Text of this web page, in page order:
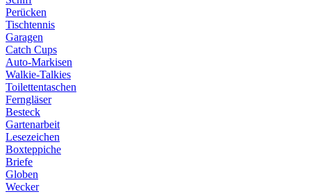
Perücken
Tischtennis
Garagen
Catch Cups
Auto-Markisen
Walkie-Talkies
Toilettentaschen
Ferngläser
Besteck
Gartenarbeit
Lesezeichen
Boxteppiche
Briefe
Globen
Wecker